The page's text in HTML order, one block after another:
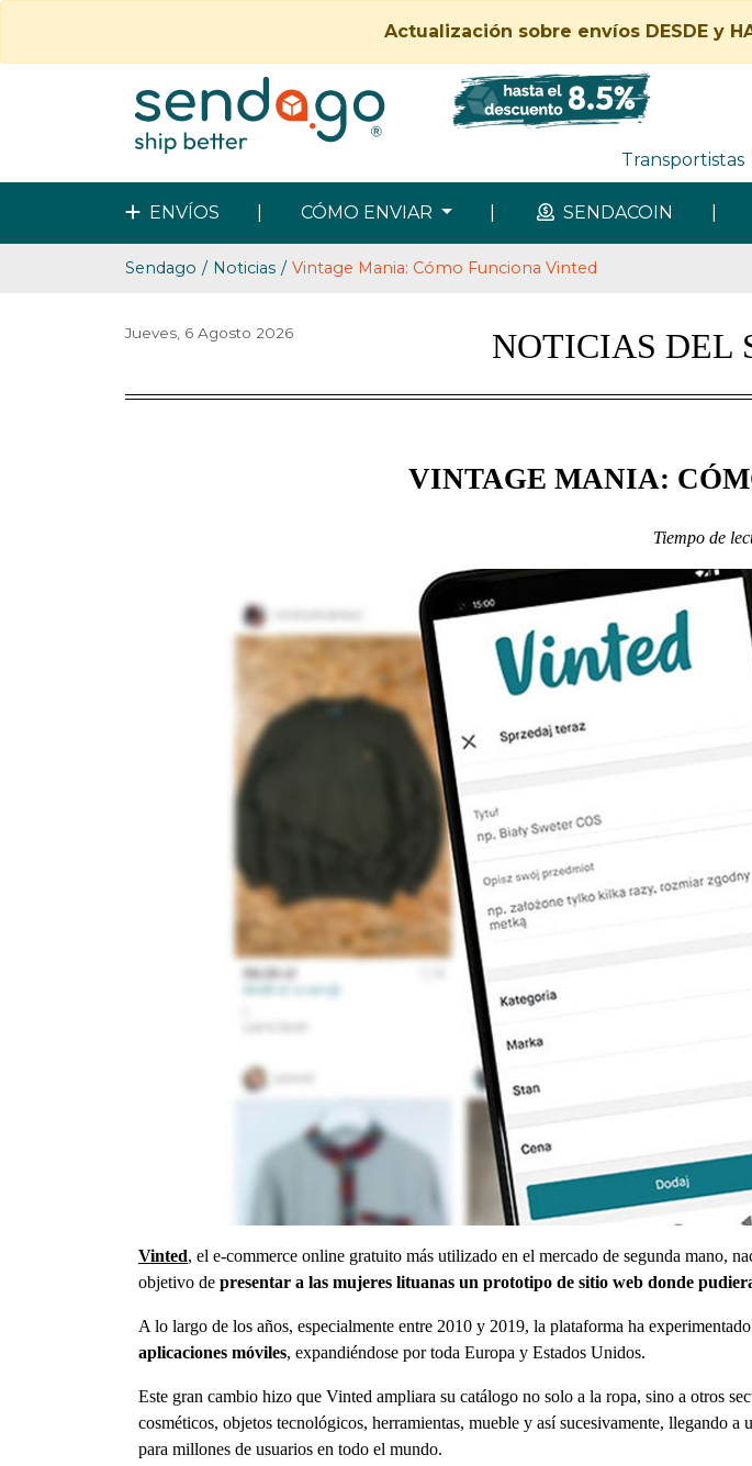
Actualización sobre envíos DESDE y
Transportistas
ENVÍOS CÓMO ENVIAR SENDACOIN
Sendago Noticias Vintage Mania: Cómo Funciona Vinted
Jueves, 6 Agosto 2026 NOTICIAS DEL
VINTAGE MANIA:
Tiempo de
Vinted, el e-commerce online gratuito más utilizado en el mercado de segunda mano,
objetivo de presentar a las mujeres lituanas un prototipo de sitio web donde
A lo largo de los años, especialmente entre 2010 y 2019, la plataforma ha
aplicaciones móviles, expandiéndose por toda Europa y Estados Unidos.
Este gran cambio hizo que Vinted ampliara su catálogo no solo a la ropa, sino a otros
cosméticos, objetos tecnológicos, herramientas, mueble y así sucesivamente, llegando
para millones de usuarios en todo el mundo.